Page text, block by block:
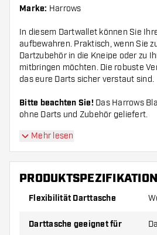
Marke: Harrows
In diesem Dartwallet können Sie
aufbewahren. Praktisch, wenn Sie
Dartzubehör in die Kneipe oder zu
mitbringen möchten. Die robuste
das eure Darts sicher verstaut sind.
Bitte beachten Sie! Das Harrows
ohne Darts und Zubehör geliefert.
Mehr lesen
Flexibilität Darttasche
Darttasche geeignet für